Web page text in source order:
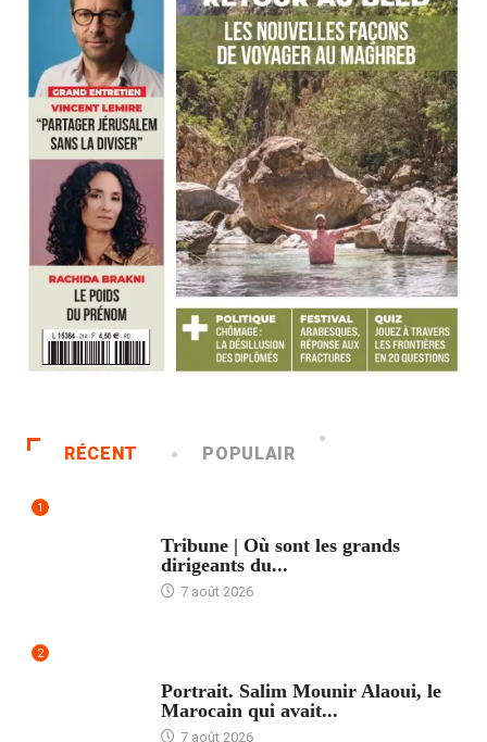
RÉCENT POPULAIR
1
Tribune | Où sont les grands
dirigeants du...
7 août 2026
2
Portrait. Salim Mounir Alaoui, le
Marocain qui avait...
7 août 2026